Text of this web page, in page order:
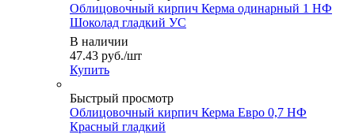
Облицовочный кирпич Керма одинарный 1 НФ
Шоколад гладкий УС
В наличии
47.43 руб./шт
Купить
Быстрый просмотр
Облицовочный кирпич Керма Евро 0,7 НФ
Красный гладкий